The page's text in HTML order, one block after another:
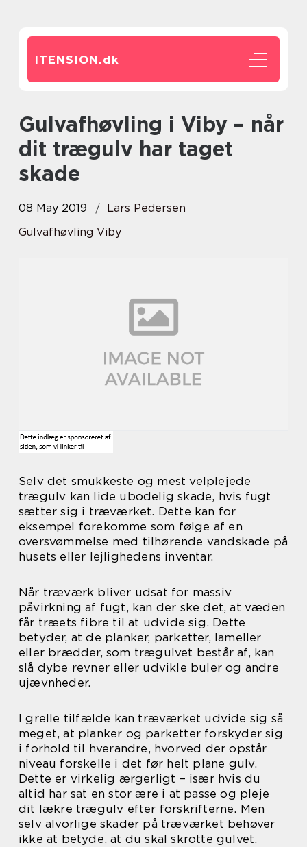
ITENSION.dk
Gulvafhøvling i Viby – når
dit trægulv har taget
skade
08 May 2019
Lars Pedersen
Gulvafhøvling Viby
Selv det smukkeste og mest velplejede
trægulv kan lide ubodelig skade, hvis fugt
sætter sig i træværket. Dette kan for
eksempel forekomme som følge af en
oversvømmelse med tilhørende vandskade på
husets eller lejlighedens inventar.
Når træværk bliver udsat for massiv
påvirkning af fugt, kan der ske det, at væden
får træets fibre til at udvide sig. Dette
betyder, at de planker, parketter, lameller
eller brædder, som trægulvet består af, kan
slå dybe revner eller udvikle buler og andre
ujævnheder.
I grelle tilfælde kan træværket udvide sig så
meget, at planker og parketter forskyder sig
i forhold til hverandre, hvorved der opstår
niveau forskelle i det før helt plane gulv.
Dette er virkelig ærgerligt – især hvis du
altid har sat en stor ære i at passe og pleje
dit lækre trægulv efter forskrifterne. Men
selv alvorlige skader på træværket behøver
ikke at betyde, at du skal skrotte gulvet.